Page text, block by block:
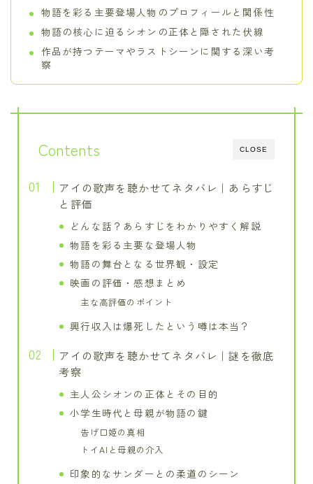
物語を彩る主要登場人物のプロフィールと関係性
物語の核心に迫るシオンの正体と隠された伏線
作品が持つテーマやラストシーンに関する深い考
察
CLOSE
Contents
アイの歌声を聴かせてネタバレ｜あらすじ
と評価
どんな話？あらすじをわかりやすく解説
物語を彩る主要な登場人物
物語の舞台となる世界観・設定
映画の評価・感想まとめ
主な高評価のポイント
興行収入は爆死したという噂は本当？
アイの歌声を聴かせてネタバレ｜謎を徹底
考察
主人公シオンの正体とその目的
小学生時代と母親が物語の鍵
告げ口姫の真相
トイAIと母親の介入
印象的なサンダーとの柔道のシーン